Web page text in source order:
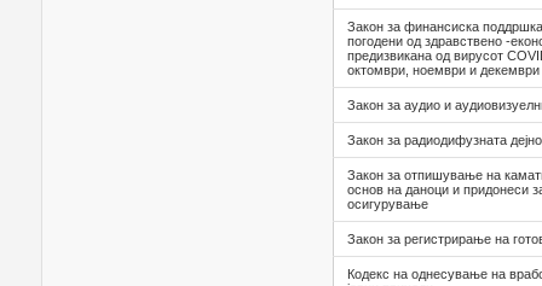
Закон за финансиска
погодени од здравствено -
предизвикана од вирусот
октомври, ноември и декември
Закон за аудио и
Закон за радиодифузната
Закон за отпишување на
основ на даноци и придонеси
осигурување
Закон за регистрирање на
Кодекс на однесување на